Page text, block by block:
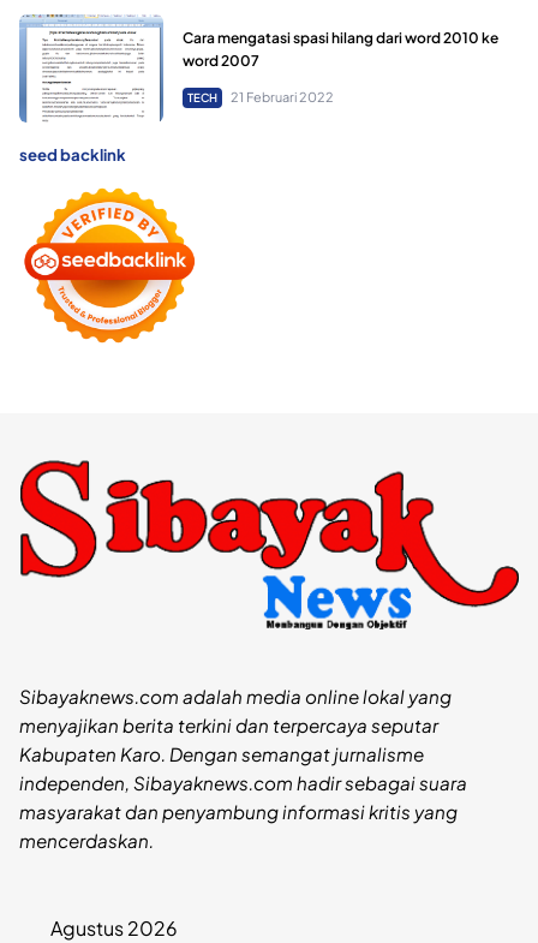
Cara mengatasi spasi hilang dari word 2010 ke
word 2007
TECH 21 Februari 2022
seed backlink
Sibayaknews.com adalah media online lokal yang
menyajikan berita terkini dan terpercaya seputar
Kabupaten Karo. Dengan semangat jurnalisme
independen, Sibayaknews.com hadir sebagai suara
masyarakat dan penyambung informasi kritis yang
mencerdaskan.
Agustus 2026